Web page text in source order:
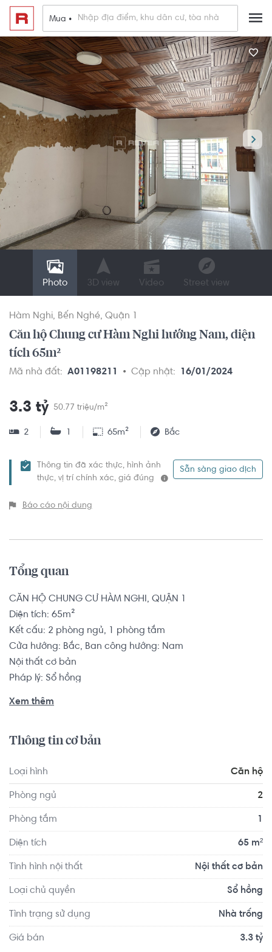
Mua •
Photo 3D view Video Street view
Hàm Nghi Bến Nghé Quận 1
Căn hộ Chung cư Hàm Nghi hướng Nam, diện
tích 65m²
Mã nhà đất: A01198211 Cập nhật: 16/01/2024
3.3 tỷ 50.77 triệu/m²
2 1 65m² Bắc
Thông tin đã xác thực, hình ảnh
thực, vị trí chính xác, giá đúng
Sẵn sàng giao dịch
Báo cáo nội dung
Tổng quan
CĂN HỘ CHUNG CƯ HÀM NGHI, QUẬN 1
Diện tích: 65m²
Kết cấu: 2 phòng ngủ, 1 phòng tắm
Cửa hướng: Bắc, Ban công hướng: Nam
Nội thất cơ bản
Pháp lý: Sổ hồng
trí thuận tiện di chuyển với đầy đủ các tiện ích về y tế, giáo
Tế - Seoul Center Quận 1, Bệnh viện Thẩm mỹ Hàn
Quốc...
Xem thêm
Thông tin cơ bản
Loại hình Căn hộ
Phòng ngủ 2
Phòng tắm 1
Diện tích 65 m²
Tình hình nội thất Nội thất cơ bản
Loại chủ quyền Sổ hồng
Tình trạng sử dụng Nhà trống
Giá bán 3.3 tỷ